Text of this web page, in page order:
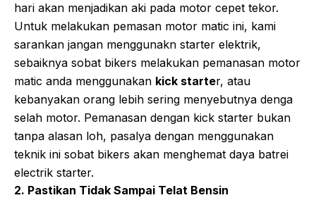
hari akan menjadikan aki pada motor cepet tekor.
Untuk melakukan pemasan motor matic ini, kami
sarankan jangan menggunakn starter elektrik,
sebaiknya sobat bikers melakukan pemanasan motor
matic anda menggunakan kick starter, atau
kebanyakan orang lebih sering menyebutnya denga
selah motor. Pemanasan dengan kick starter bukan
tanpa alasan loh, pasalya dengan menggunakan
teknik ini sobat bikers akan menghemat daya batrei
electrik starter.
2. Pastikan Tidak Sampai Telat Bensin